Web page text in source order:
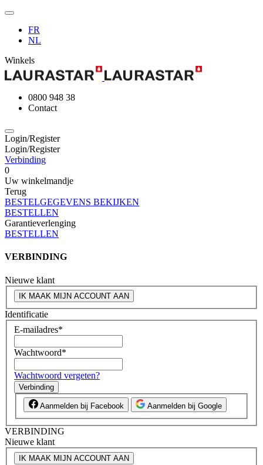
FR
NL
Winkels
0800 948 38
Contact
Login/Register
Login/Register
Verbinding
0
Uw winkelmandje
Terug
BESTELGEGEVENS BEKIJKEN
BESTELLEN
Garantieverlenging
BESTELLEN
VERBINDING
Nieuwe klant
IK MAAK MIJN ACCOUNT AAN
Identificatie
E-mailadres*
Wachtwoord*
Wachtwoord vergeten?
Verbinding
Aanmelden bij Facebook Aanmelden bij Google
VERBINDING
Nieuwe klant
IK MAAK MIJN ACCOUNT AAN